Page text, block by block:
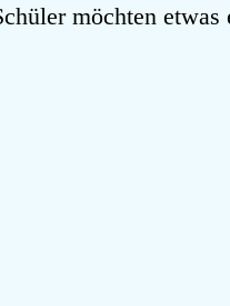
möchten etwas